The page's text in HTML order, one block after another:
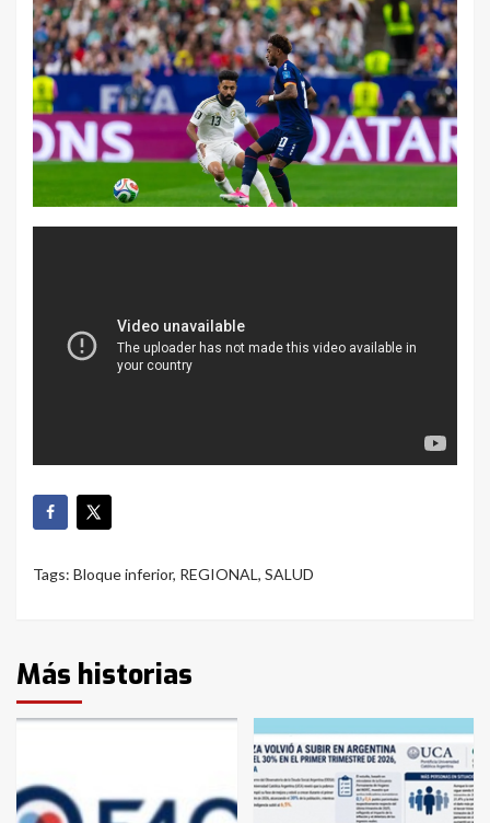
Tags: Bloque inferior, REGIONAL, SALUD
Más historias